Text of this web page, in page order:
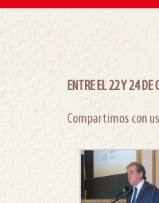
ENTRE EL 22 Y 24 DE
Compartimos con